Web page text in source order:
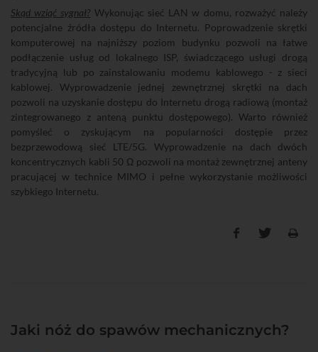
Skąd wziąć sygnał? Wykonując sieć LAN w domu, rozważyć należy
potencjalne źródła dostępu do Internetu. Poprowadzenie skrętki
komputerowej na najniższy poziom budynku pozwoli na łatwe
podłączenie usług od lokalnego ISP, świadczącego usługi drogą
tradycyjną lub po zainstalowaniu modemu kablowego - z sieci
kablowej. Wyprowadzenie jednej zewnętrznej skrętki na dach
pozwoli na uzyskanie dostępu do Internetu drogą radiową (montaż
zintegrowanego z anteną punktu dostępowego). Warto również
pomyśleć o zyskującym na popularności dostępie przez
bezprzewodową sieć LTE/5G. Wyprowadzenie na dach dwóch
koncentrycznych kabli 50 Ω pozwoli na montaż zewnętrznej anteny
pracującej w technice MIMO i pełne wykorzystanie możliwości
szybkiego Internetu.
Jaki nóż do spawów mechanicznych?